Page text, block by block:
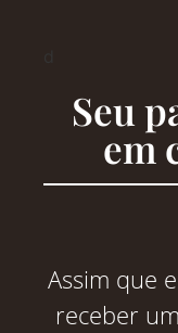
Seu
em
Assim que
receber